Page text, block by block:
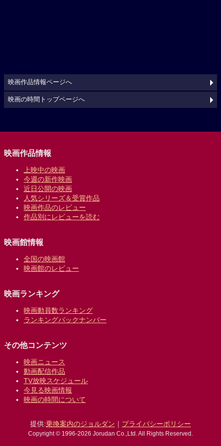
映画作品情報ページへ
映画の時間トップページへ
映画作品情報
上映中の映画
今週の新作映画
近日公開の映画
人気シリーズ＆受賞作品
映画作品のレビュー
作品別にレビューを読む
映画館情報
全国の映画館
映画館のレビュー
映画ランキング
映画動員数ランキング
ランキングバックナンバー
その他コンテンツ
映画ニュース
動画配信作品
TV放映スケジュール
今見る映画情報
映画の時間について
提供:乗換案内のジョルダン ｜ プライバシーポリシー
Copyright © 1996-2026 Jorudan Co.,Ltd. All Rights Reserved.